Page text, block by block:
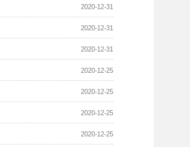
2020-12-31
2020-12-31
2020-12-31
2020-12-25
2020-12-25
2020-12-25
2020-12-25